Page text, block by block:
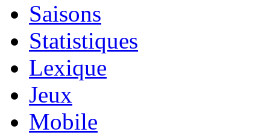
Saisons
Statistiques
Lexique
Jeux
Mobile